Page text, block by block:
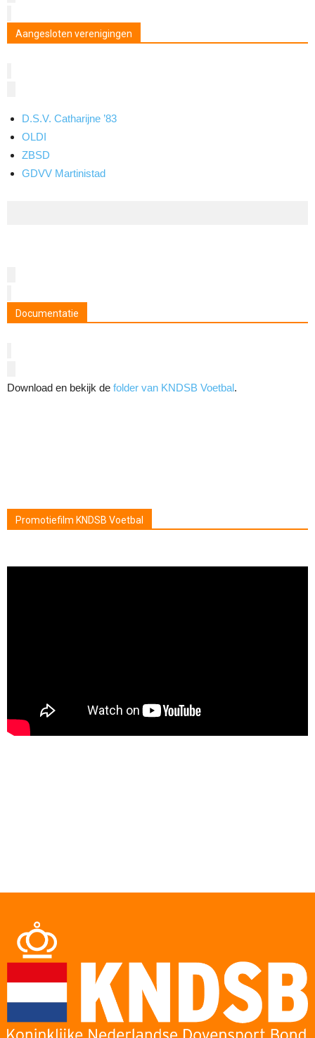
Aangesloten verenigingen
D.S.V. Catharijne ’83
OLDI
ZBSD
GDVV Martinistad
Documentatie
Download en bekijk de folder van KNDSB Voetbal.
Promotiefilm KNDSB Voetbal